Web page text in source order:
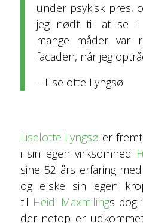
under psykisk pres,
jeg nødt til at se i
mange måder var
facaden, når jeg
– Liselotte Lyngsø.
Liselotte Lyngsø er
i sin egen virksomhed
sine 52 års erfaring
og elske sin egen
til Heidi Maxmilings bog
der netop er